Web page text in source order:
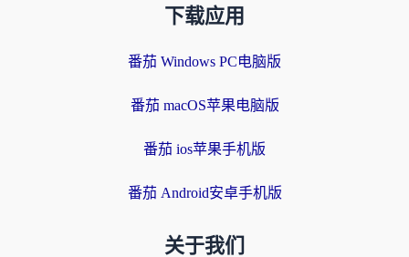
下载应用
番茄 Windows PC电脑版
番茄 macOS苹果电脑版
番茄 ios苹果手机版
番茄 Android安卓手机版
关于我们